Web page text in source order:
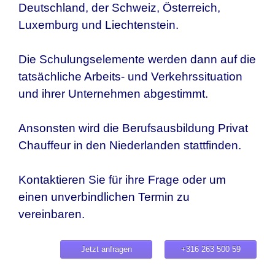
Deutschland, der Schweiz, Österreich,
Luxemburg und Liechtenstein.
Die Schulungselemente werden dann auf die
tatsächliche Arbeits- und Verkehrssituation
und ihrer Unternehmen abgestimmt.
Ansonsten wird die Berufsausbildung Privat
Chauffeur in den Niederlanden stattfinden.
Kontaktieren Sie für ihre Frage oder um
einen unverbindlichen Termin zu
vereinbaren.
+316 263 500 59
Jetzt anfragen